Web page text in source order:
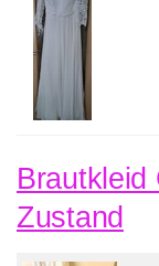
Brautkleid
Zustand